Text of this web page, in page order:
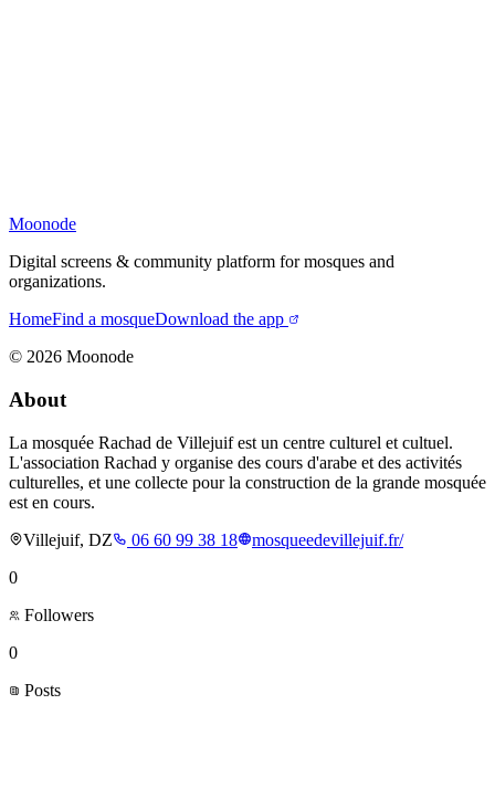
Moonode
Digital screens & community platform for mosques and
organizations.
HomeFind a mosqueDownload the app
© 2026 Moonode
About
La mosquée Rachad de Villejuif est un centre culturel et cultuel.
L'association Rachad y organise des cours d'arabe et des activités
culturelles, et une collecte pour la construction de la grande mosquée
est en cours.
Villejuif, DZ
06 60 99 38 18
mosqueedevillejuif.fr/
0
Followers
0
Posts